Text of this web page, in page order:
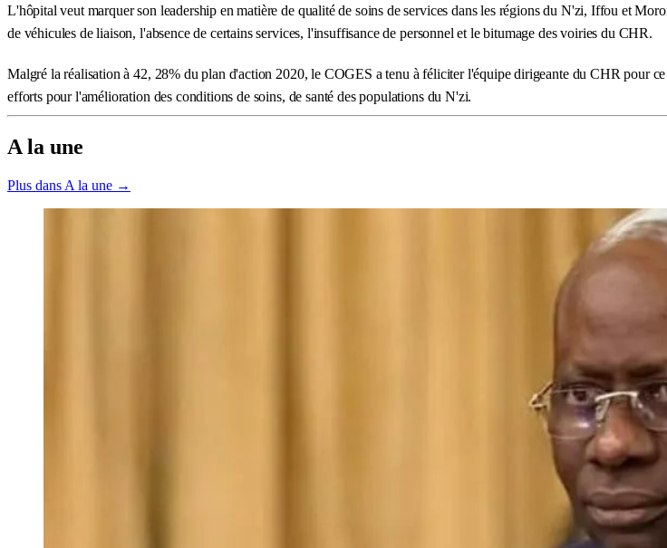
L'hôpital veut marquer son leadership en matière de qualité de soins de services dans les régions du N'zi, Iffou et
de véhicules de liaison, l'absence de certains services, l'insuffisance de personnel et le bitumage des voiries du CHR.
Malgré la réalisation à 42, 28% du plan d'action 2020, le COGES a tenu à féliciter l'équipe dirigeante du CHR pour
efforts pour l'amélioration des conditions de soins, de santé des populations du N'zi.
A la une
Plus dans A la une →